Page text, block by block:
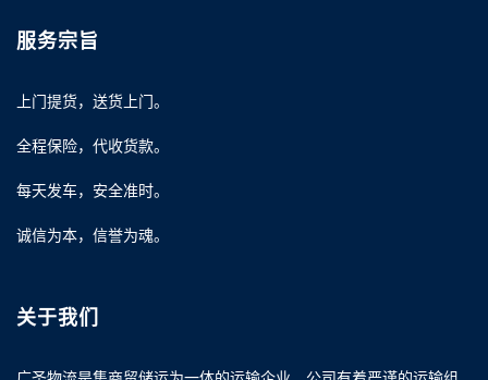
服务宗旨
上门提货，送货上门。
全程保险，代收货款。
每天发车，安全准时。
诚信为本，信誉为魂。
关于我们